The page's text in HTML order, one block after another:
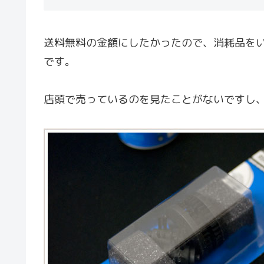
送料無料の金額にしたかったので、消耗品を
です。
店頭で売っているのを見たことがないですし